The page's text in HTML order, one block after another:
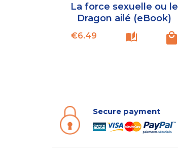
La force sexuelle ou le
Dragon ailé (eBook)
Price
€6.49
Secure payment